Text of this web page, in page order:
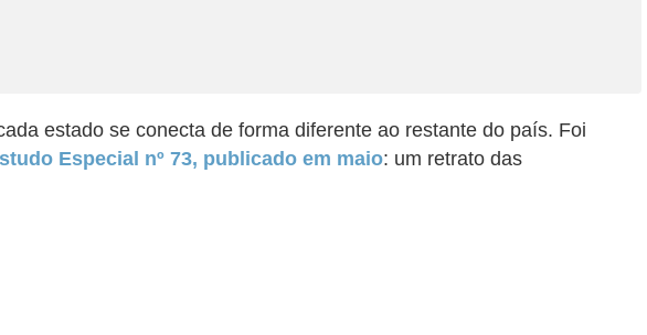
estado se conecta de forma diferente ao restante do país. Foi
Especial nº 73, publicado em maio: um retrato das